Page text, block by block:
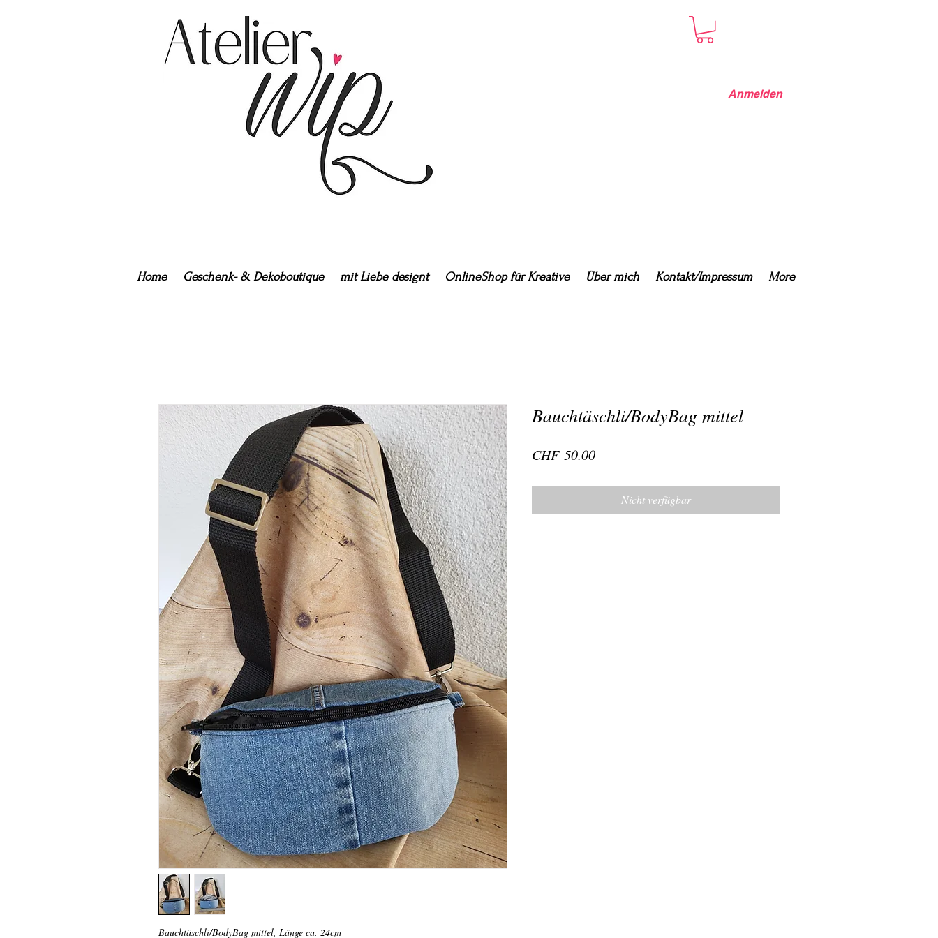
Anmelden
Home Geschenk- & Dekoboutique mit Liebe designt OnlineShop für Kreative Über mich Kontakt/Impressum More
Bauchtäschli/BodyBag mittel, Länge ca. 24cm
Bauchtäschli/BodyBag mittel
CHF 50.00Preis
Nicht verfügbar